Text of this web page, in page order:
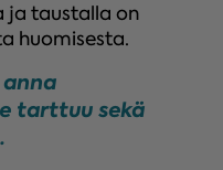
ja taustalla on
huomisesta.
tarttuu sekä